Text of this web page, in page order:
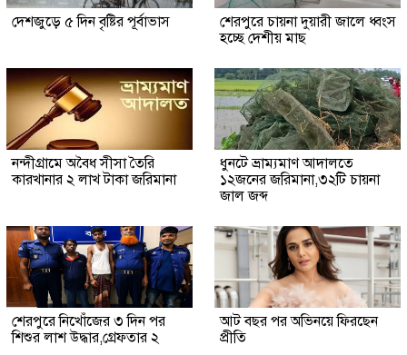
দেশজুড়ে ৫ দিন বৃষ্টির পূর্বাভাস
শেরপুরে চায়না দুয়ারী জালে ধ্বংস
হচ্ছে দেশীয় মাছ
নন্দীগ্রামে অবৈধ সীসা তৈরি
কারখানার ২ লাখ টাকা জরিমানা
ধুনটে ভ্রাম্যমাণ আদালতে
১২জনের জরিমানা,৩২টি চায়না
জাল জব্দ
শেরপুরে নিখোঁজের ৩ দিন পর
শিশুর লাশ উদ্ধার,গ্রেফতার ২
আট বছর পর অভিনয়ে ফিরছেন
প্রীতি